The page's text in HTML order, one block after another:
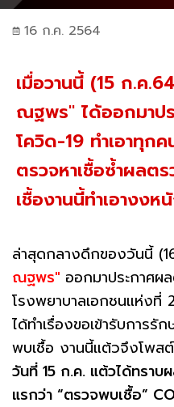
16 ก.ค. 2564
เมื่อวานนี้ (15 ก.ค
ณฐพร" ได้ออกมาป
โควิด-19 ทำเอาทุก
ตรวจหาเชื้อซ้ำผลต
เชื้องานนี้ทำเอางง
ล่าสุดกลางดึกของวันนี้
ณฐพร" ออกมาประกาศผ
โรงพยาบาลเอกชนแห่ง
ได้ทำเรื่องขอเข้ารับการรั
พบเชื้อ งานนี้แต้วจึงโพส
วันที่ 15 ก.ค. แต้วได้ทราบ
แรกว่า “ตรวจพบเชื้อ”